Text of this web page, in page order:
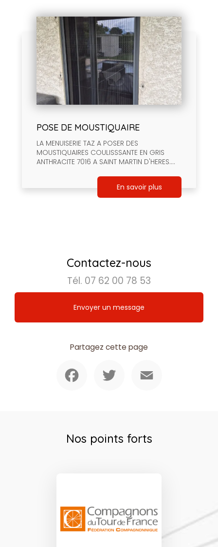
POSE DE MOUSTIQUAIRE
LA MENUISERIE TAZ A POSER DES
MOUSTIQUAIRES COULISSSANTE EN GRIS
ANTHRACITE 7016 A SAINT MARTIN D'HERES....
En savoir plus
Contactez-nous
Tél. 07 62 00 78 53
Envoyer un message
Partagez cette page
Nos points forts